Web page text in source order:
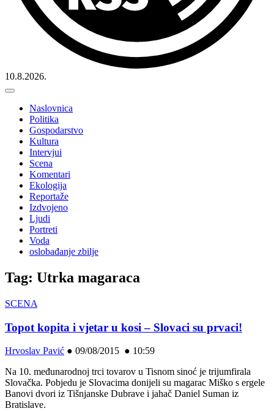
10.8.2026.
Naslovnica
Politika
Gospodarstvo
Kultura
Intervjui
Scena
Komentari
Ekologija
Reportaže
Izdvojeno
Ljudi
Portreti
Voda
oslobađanje zbilje
Tag: Utrka magaraca
SCENA
Topot kopita i vjetar u kosi – Slovaci su prvaci!
Hrvoslav Pavić ● 09/08/2015 ● 10:59
Na 10. međunarodnoj trci tovarov u Tisnom sinoć je trijumfirala
Slovačka. Pobjedu je Slovacima donijeli su magarac Miško s ergele
Banovi dvori iz Tišnjanske Dubrave i jahač Daniel Suman iz
Bratislave.